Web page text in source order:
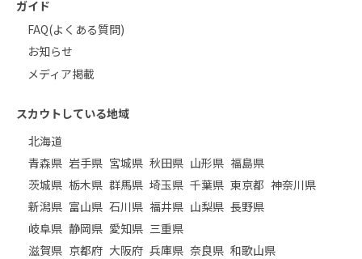
ガイド
FAQ(よくある質問)
お知らせ
メディア掲載
スカウトしている地域
北海道
青森県 岩手県 宮城県 秋田県 山形県 福島県
茨城県 栃木県 群馬県 埼玉県 千葉県 東京都 神奈川県
新潟県 富山県 石川県 福井県 山梨県 長野県
岐阜県 静岡県 愛知県 三重県
滋賀県 京都府 大阪府 兵庫県 奈良県 和歌山県